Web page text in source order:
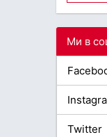
Ми в
Twitter